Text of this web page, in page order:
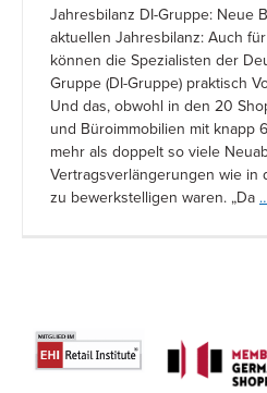
Jahresbilanz DI-Gruppe: Neue
aktuellen Jahresbilanz: Auch
können die Spezialisten der
Gruppe (DI-Gruppe) praktisch
Und das, obwohl in den 20
und Büroimmobilien mit knapp
mehr als doppelt so viele
Vertragsverlängerungen wie in
zu bewerkstelligen waren. „Da